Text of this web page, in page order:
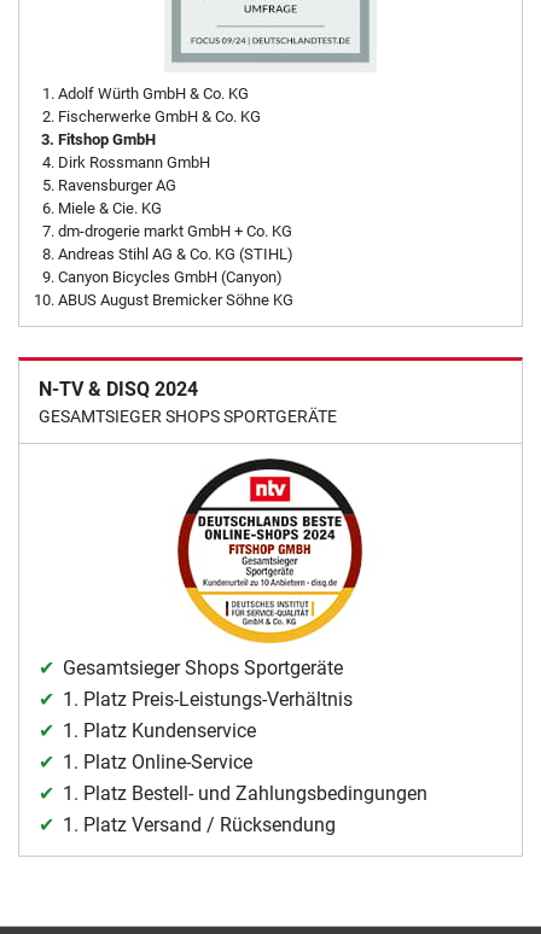
Adolf Würth GmbH & Co. KG
Fischerwerke GmbH & Co. KG
Fitshop GmbH
Dirk Rossmann GmbH
Ravensburger AG
Miele & Cie. KG
dm-drogerie markt GmbH + Co. KG
Andreas Stihl AG & Co. KG (STIHL)
Canyon Bicycles GmbH (Canyon)
ABUS August Bremicker Söhne KG
N-TV & DISQ 2024
GESAMTSIEGER SHOPS SPORTGERÄTE
Gesamtsieger Shops Sportgeräte
1. Platz Preis-Leistungs-Verhältnis
1. Platz Kundenservice
1. Platz Online-Service
1. Platz Bestell- und Zahlungsbedingungen
1. Platz Versand / Rücksendung